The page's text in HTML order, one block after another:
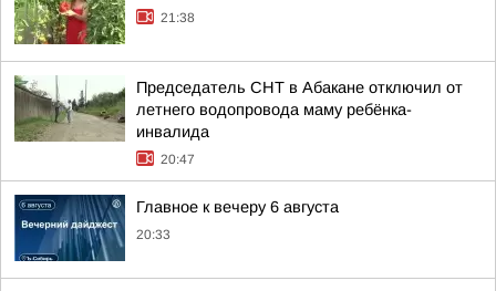
21:38
Председатель СНТ в Абакане отключил от
летнего водопровода маму ребёнка-
инвалида
20:47
Главное к вечеру 6 августа
20:33